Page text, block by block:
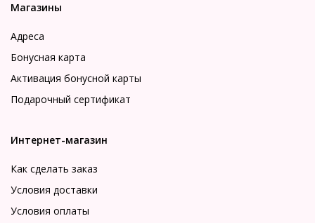
Магазины
Адреса
Бонусная карта
Активация бонусной карты
Подарочный сертификат
Интернет-магазин
Как сделать заказ
Условия доставки
Условия оплаты